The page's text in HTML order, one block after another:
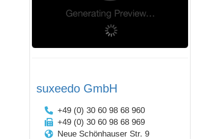
suxeedo GmbH
+49 (0) 30 60 98 68 960
+49 (0) 30 60 98 68 969
Neue Schönhauser Str. 9